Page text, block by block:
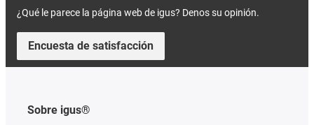
¿Qué le parece la página web de igus? Denos su opinión.
Encuesta de satisfacción
Sobre igus®